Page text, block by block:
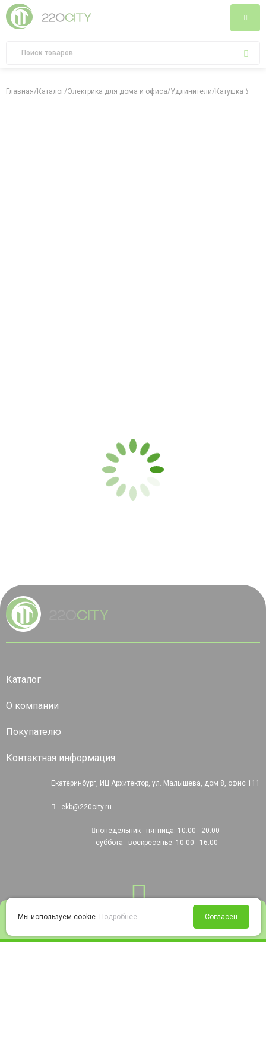
Войти Избранное Корзина
Главная/Каталог/Электрика для дома и офиса/Удлинители/Катушка УК30
Каталог
О компании
Покупателю
Контактная информация
Екатеринбург, ИЦ Архитектор, ул. Малышева, дом 8, офис 111
ekb@220city.ru
понедельник - пятница: 10:00 - 20:00
суббота - воскресенье: 10:00 - 16:00
Мы используем cookie. Подробнее... Согласен